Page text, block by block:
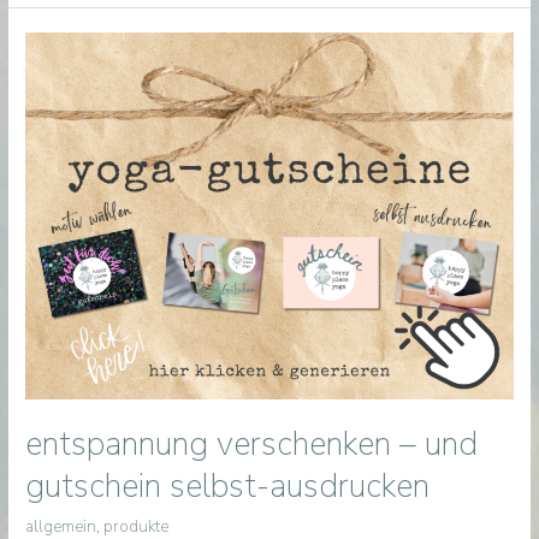
ein
blick
in
die
zukunft
|
weihnachtsupdate
entspannung verschenken – und
gutschein selbst-ausdrucken
allgemein, produkte